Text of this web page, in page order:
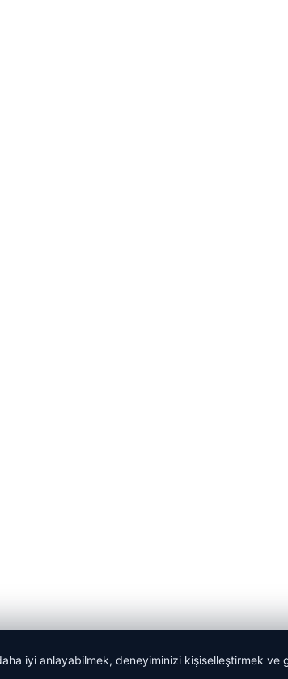
daha iyi anlayabilmek, deneyiminizi kişiselleştirmek